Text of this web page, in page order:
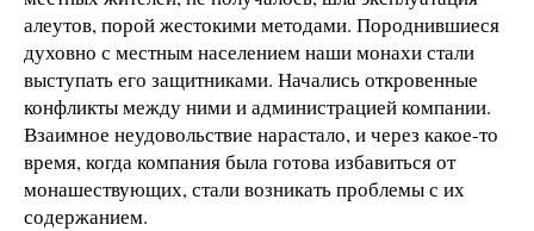
алеутов, порой жестокими методами. Породнившиеся
духовно с местным населением наши монахи стали
выступать его защитниками. Начались откровенные
конфликты между ними и администрацией компании.
Взаимное неудовольствие нарастало, и через какое-то
время, когда компания была готова избавиться от
монашествующих, стали возникать проблемы с их
содержанием.